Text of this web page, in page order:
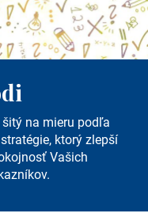
na mieru podľa
ktorý zlepší
Vašich